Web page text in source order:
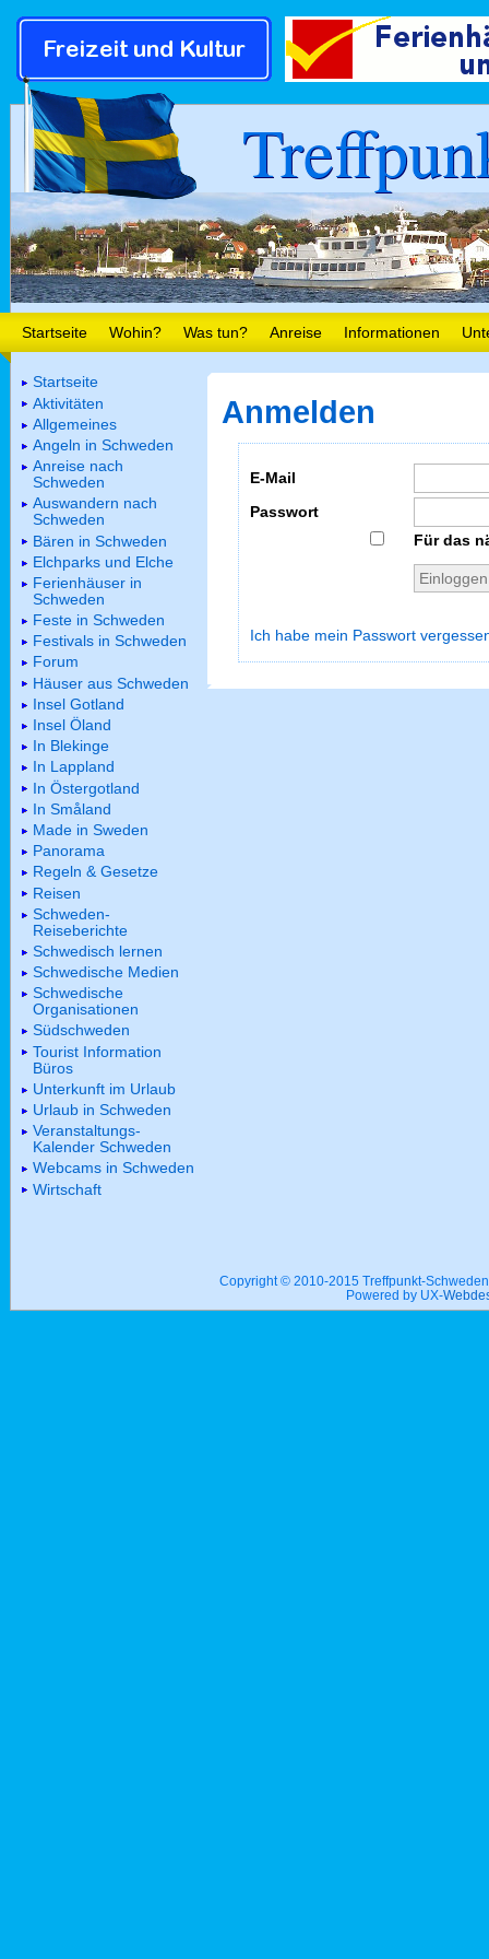
Startseite Wohin? Was tun? Anreise Informationen
Anmelden
E-Mail
Passwort
Für das
Ich habe mein Passwort
Startseite
Aktivitäten
Allgemeines
Angeln in Schweden
Anreise nach
Schweden
Auswandern nach
Schweden
Bären in Schweden
Elchparks und Elche
Ferienhäuser in
Schweden
Feste in Schweden
Festivals in Schweden
Forum
Häuser aus Schweden
Insel Gotland
Insel Öland
In Blekinge
In Lappland
In Östergotland
In Småland
Made in Sweden
Panorama
Regeln & Gesetze
Reisen
Schweden-
Reiseberichte
Schwedisch lernen
Schwedische Medien
Schwedische
Organisationen
Südschweden
Tourist Information
Büros
Unterkunft im Urlaub
Urlaub in Schweden
Veranstaltungs-
Kalender Schweden
Webcams in Schweden
Wirtschaft
Copyright © 2010-2015 Treffpunkt-
Powered by UX-